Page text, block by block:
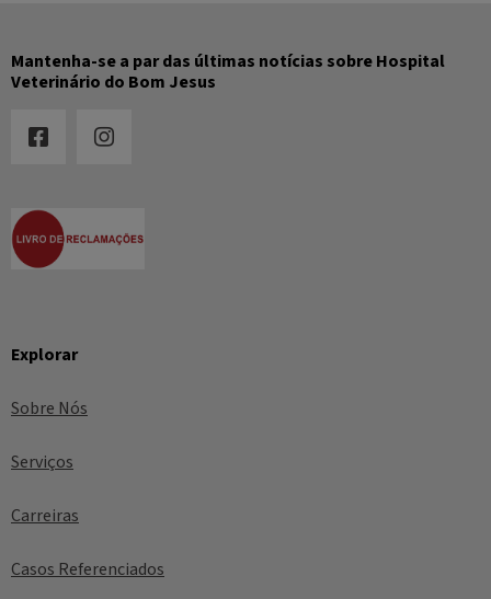
Explorar
Sobre Nós
Serviços
Carreiras
Casos Referenciados
Mantenha-se a par das últimas notícias sobre Hospital
Veterinário do Bom Jesus